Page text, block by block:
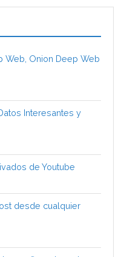
Web, Onion Deep Web
Interesantes y
de Youtube
desde cualquier